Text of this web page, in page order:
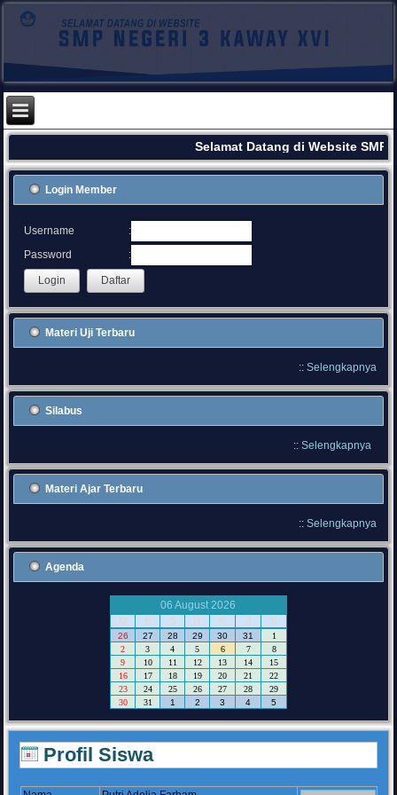
Selamat Datang di Website
Login Member
Username
:
Password
:
Materi Uji Terbaru
:: Selengkapnya
Silabus
:: Selengkapnya
Materi Ajar Terbaru
:: Selengkapnya
Agenda
06 August 2026
M
S S R K J S
26 27 28 29 30 31
1
2
3 4 5 6 7
8
9
10 11 12 13 14
15
16
17 18 19 20 21
22
23
24 25 26 27 28
29
30
31 1 2 3 4 5
Profil Siswa